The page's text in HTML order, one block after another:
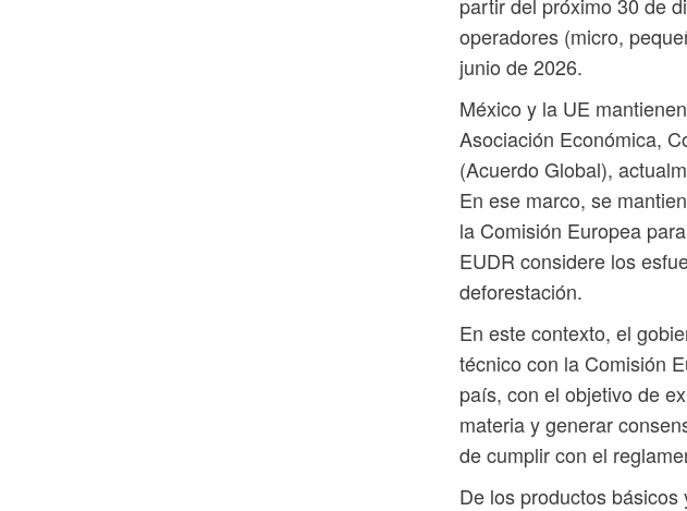
operadores (micro,
junio de 2026.
México y la UE
Asociación Económica,
(Acuerdo Global),
En ese marco, se
la Comisión Europea
EUDR considere los
deforestación.
En este contexto, el
técnico con la Comisión
país, con el objetivo de
materia y generar
de cumplir con el
De los productos